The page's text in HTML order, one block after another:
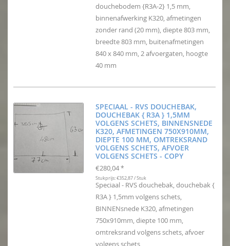
douchebodem {R3A-2} 1,5 mm,
binnenafwerking K320, afmetingen
zonder rand (20 mm), diepte 803 mm,
breedte 803 mm, buitenafmetingen
840 x 840 mm, 2 afvoergaten, hoogte
40 mm
SPECIAAL - RVS DOUCHEBAK,
DOUCHEBAK { R3A } 1,5MM
VOLGENS SCHETS, BINNENSNEDE
K320, AFMETINGEN 750X910MM,
DIEPTE 100 MM, OMTREKSRAND
VOLGENS SCHETS, AFVOER
VOLGENS SCHETS - COPY
€280,04 *
Stukprijs: €352,87 / Stuk
Speciaal - RVS douchebak, douchebak {
R3A } 1,5mm volgens schets,
BINNENsnede K320, afmetingen
750x910mm, diepte 100 mm,
omtreksrand volgens schets, afvoer